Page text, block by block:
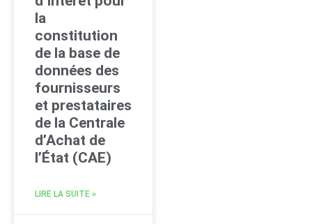
la
constitution
de la base de
données des
fournisseurs
et prestataires
de la Centrale
d’Achat de
l’État (CAE)
LIRE LA SUITE »